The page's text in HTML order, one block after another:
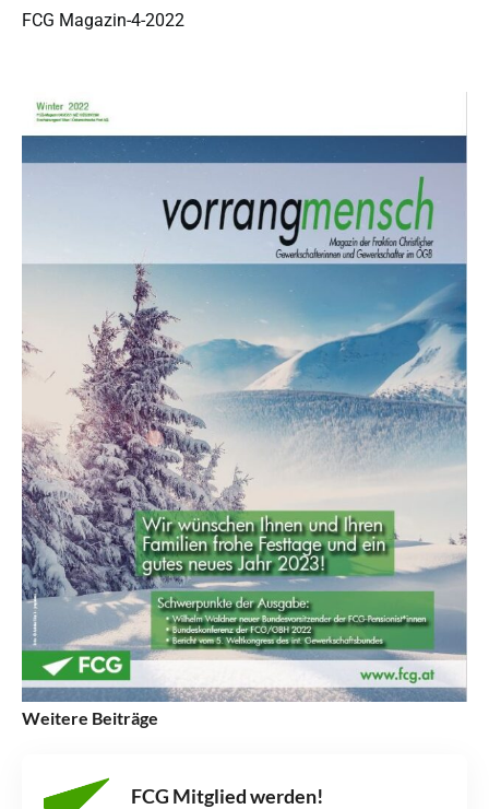
FCG Magazin-4-2022
Weitere Beiträge
FCG Mitglied werden!